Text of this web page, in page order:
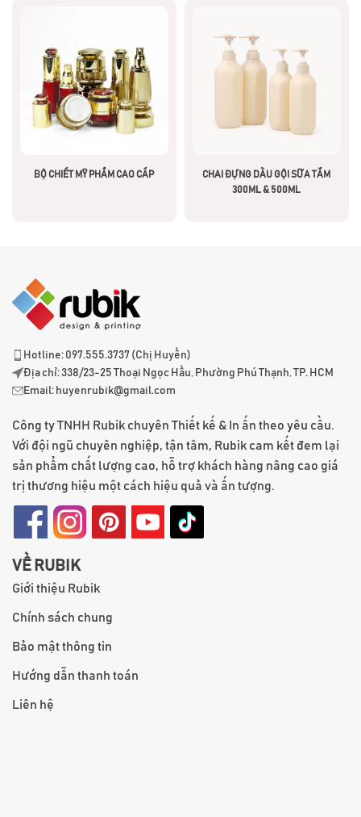
BỘ CHIẾT MỸ PHẨM CAO CẤP
CHAI ĐỰNG DẦU GỘI SỮA TẮM
300ML & 500ML
Hotline: 097.555.3737 (Chị Huyền)
Địa chỉ: 338/23-25 Thoại Ngọc Hầu, Phường Phú Thạnh, TP. HCM
Email: huyenrubik@gmail.com
Công ty TNHH Rubik chuyên Thiết kế & In ấn theo yêu cầu.
Với đội ngũ chuyên nghiệp, tận tâm, Rubik cam kết đem lại
sản phẩm chất lượng cao, hỗ trợ khách hàng nâng cao giá
trị thương hiệu một cách hiệu quả và ấn tượng.
VỀ RUBIK
Giới thiệu Rubik
Chính sách chung
Bảo mật thông tin
Hướng dẫn thanh toán
Liên hệ